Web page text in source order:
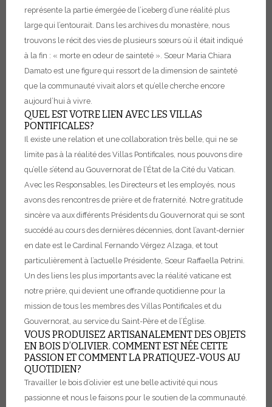
représente la partie émergée de l’iceberg d’une réalité plus
large qui l’entourait. Dans les archives du monastère, nous
trouvons le récit des vies de plusieurs sœurs où il était indiqué
à la fin : « morte en odeur de sainteté ». Sœur Maria Chiara
Damato est une figure qui ressort de la dimension de sainteté
que la communauté vivait alors et qu’elle cherche encore
aujourd’hui à vivre.
QUEL EST VOTRE LIEN AVEC LES VILLAS
PONTIFICALES?
Il existe une relation et une collaboration très belle, qui ne se
limite pas à la réalité des Villas Pontificales, nous pouvons dire
qu’elle s’étend au Gouvernorat de l’État de la Cité du Vatican.
Avec les Responsables, les Directeurs et les employés, nous
avons des rencontres de prière et de fraternité. Notre gratitude
sincère va aux différents Présidents du Gouvernorat qui se sont
succédé au cours des dernières décennies, dont l’avant-dernier
en date est le Cardinal Fernando Vérgez Alzaga, et tout
particulièrement à l’actuelle Présidente, Sœur Raffaella Petrini.
Un des liens les plus importants avec la réalité vaticane est
notre prière, qui devient une offrande quotidienne pour la
mission de tous les membres des Villas Pontificales et du
Gouvernorat, au service du Saint-Père et de l’Église.
VOUS PRODUISEZ ARTISANALEMENT DES OBJETS
EN BOIS D’OLIVIER. COMMENT EST NÉE CETTE
PASSION ET COMMENT LA PRATIQUEZ-VOUS AU
QUOTIDIEN?
Travailler le bois d’olivier est une belle activité qui nous
passionne et nous le faisons pour le soutien de la communauté.